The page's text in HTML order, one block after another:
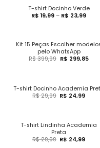
T-shirt Docinho Verde
R$ 19,99 – R$ 23,99
Kit 15 Peças Escolher
pelo WhatsApp
R$399,99 R$ 299,85
T-shirt Docinho Academia
R$29,99 R$ 24,99
T-shirt Lindinha Academia
Preta
R$29,99 R$ 24,99